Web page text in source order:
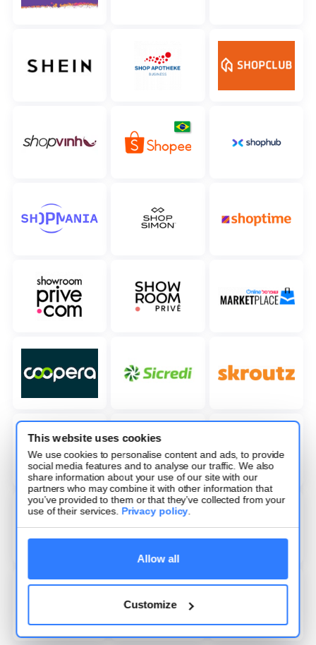
This website uses cookies
We use cookies to personalise content and ads, to provide
social media features and to analyse our traffic. We also
share information about your use of our site with our
partners who may combine it with other information that
you’ve provided to them or that they’ve collected from your
use of their services. Privacy policy.
Allow all
Customize